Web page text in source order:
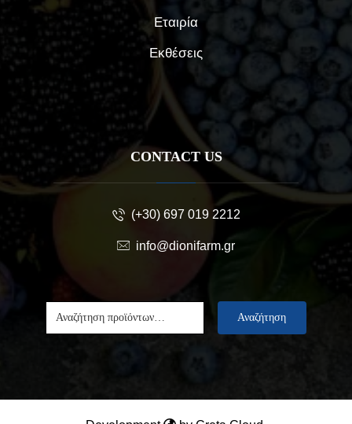
Εταιρία
Εκθέσεις
CONTACT US
(+30) 697 019 2212
info@dionifarm.gr
Αναζήτηση